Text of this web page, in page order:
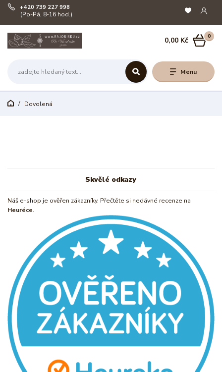
Menu
+420 739 227 998
(Po-Pá, 8-16 hod.)
0
0,00 Kč
Dovolená
Skvělé odkazy
Náš e-shop je ověřen zákazníky. Přečtěte si nedávné recenze na
Heuréce.